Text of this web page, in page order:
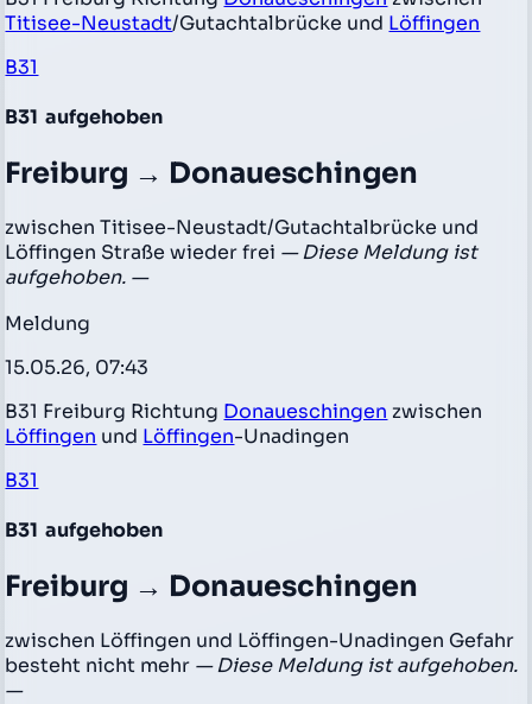
Titisee-Neustadt/Gutachtalbrücke und Löffingen
B31
B31 aufgehoben
Freiburg → Donaueschingen
zwischen Titisee-Neustadt/Gutachtalbrücke und
Löffingen Straße wieder frei — Diese Meldung ist
aufgehoben. —
Meldung
15.05.26, 07:43
B31 Freiburg Richtung Donaueschingen zwischen
Löffingen und Löffingen-Unadingen
B31
B31 aufgehoben
Freiburg → Donaueschingen
zwischen Löffingen und Löffingen-Unadingen Gefahr
besteht nicht mehr — Diese Meldung ist aufgehoben.
—